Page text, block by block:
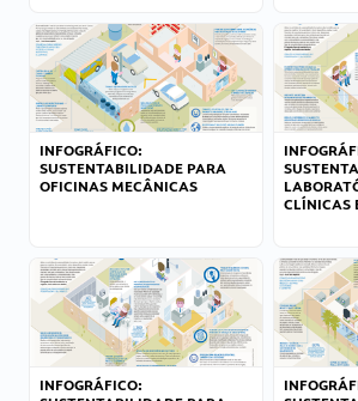
INFOGRÁFICO:
SUSTENTABILIDADE PARA
OFICINAS MECÂNICAS
CLÍNICAS
INFOGRÁFICO: